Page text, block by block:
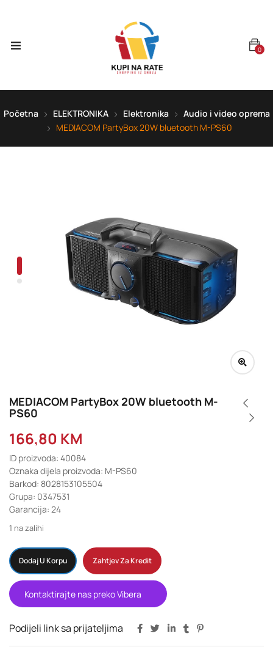
0
Početna ELEKTRONIKA Elektronika
Audio i video oprema
MEDIACOM PartyBox 20W bluetooth M-PS60
MEDIACOM PartyBox 20W bluetooth M-
PS60
166,80 KM
ID proizvoda: 40084
Oznaka dijela proizvoda: M-PS60
Barkod: 8028153105504
Grupa: 0347531
Garancija: 24
1 na zalihi
Dodaj U Korpu Zahtjev Za Kredit
Kontaktirajte nas preko Vibera
Podijeli link sa prijateljima